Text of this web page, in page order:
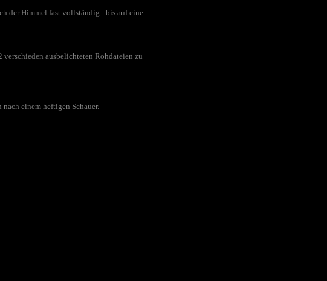
der Himmel fast vollständig - bis auf eine
ausbelichteten Rohdateien zu
einem heftigen Schauer.